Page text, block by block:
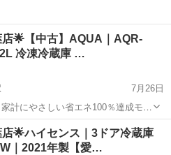
🌟【中古】AQUA｜AQR-
冷凍冷蔵庫 …
7月26日
計にやさしい省エネ100％達成モデ
冷凍室、整理しやすい多段構造の
菜室：バスケットも付いて独立して
キッチン家電 AQR
🌟ハイセンス｜3ドア冷蔵庫
｜2021年製【愛…